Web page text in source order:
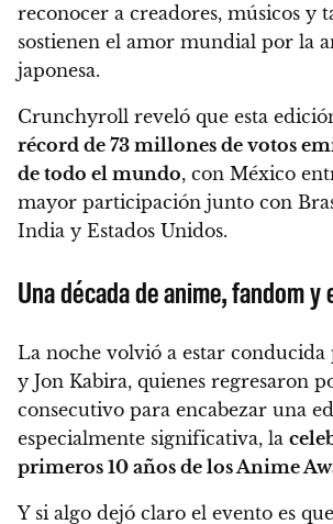
reconocer a creadores, músicos y
sostienen el amor mundial por la
japonesa.
Crunchyroll reveló que esta
récord de 73 millones de votos
de todo el mundo, con México
mayor participación junto con
India y Estados Unidos.
Una década de anime, fandom
La noche volvió a estar conducida
y Jon Kabira, quienes regresaron
consecutivo para encabezar una
especialmente significativa, la
primeros 10 años de los Anime
Y si algo dejó claro el evento es